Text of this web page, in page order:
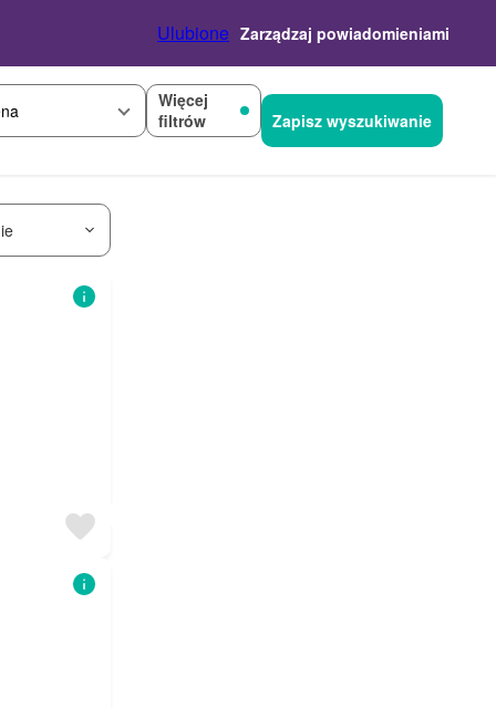
Ulubione Zarządzaj powiadomieniami
Więcej
filtrów
Zapisz wyszukiwanie